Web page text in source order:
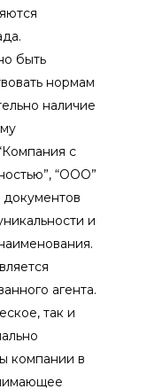
быть
нормам
наличие
с
“ООО”
и
агента.
так и
компании в